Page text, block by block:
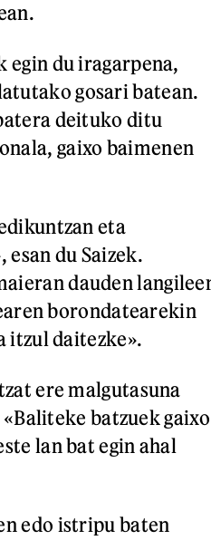
egin du iragarpena,
gosari batean.
deituko ditu
gaixo baimenen
eta
du Saizek.
dauden
borondatearekin
itzul daitezke».
ere malgutasuna
batzuek gaixo
lan bat egin ahal
edo istripu baten